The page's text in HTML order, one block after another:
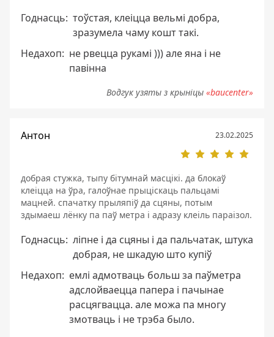
Годнасць: тоўстая, клеіцца вельмі добра,
зразумела чаму кошт такі.
Недахоп: не рвецца рукамі ))) але яна і не
павінна
Водгук узяты з крыніцы «baucenter»
Антон 23.02.2025
добрая стужка, тыпу бітумнай масцікі. да блокаў
клеіцца на ўра, галоўнае прыціскаць пальцамі
мацней. спачатку прыляпіў да сцяны, потым
здымаеш лёнку па паў метра і адразу клеіль параізол.
Годнасць: ліпне і да сцяны і да пальчатак, штука
добрая, не шкадую што купіў
Недахоп: емлі адмотваць больш за паўметра
адслойваецца папера і пачынае
расцягвацца. але можа па многу
змотваць і не трэба было.